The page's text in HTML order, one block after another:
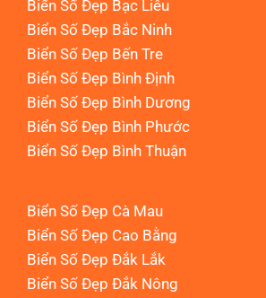
Biển Số Đẹp Bạc Liêu
Biển Số Đẹp Bắc Ninh
Biển Số Đẹp Bến Tre
Biển Số Đẹp Bình Định
Biển Số Đẹp Bình Dương
Biển Số Đẹp Bình Phước
Biển Số Đẹp Bình Thuận
Biển Số Đẹp Cà Mau
Biển Số Đẹp Cao Bằng
Biển Số Đẹp Đắk Lắk
Biển Số Đẹp Đắk Nông